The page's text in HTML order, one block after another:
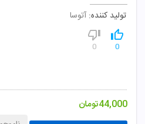
تولید کننده: آتوسا
0
0
44,000تومان